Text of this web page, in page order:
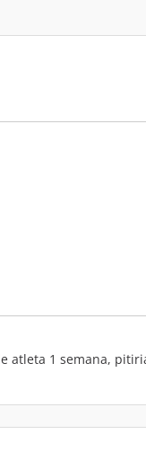
atleta 1 semana,